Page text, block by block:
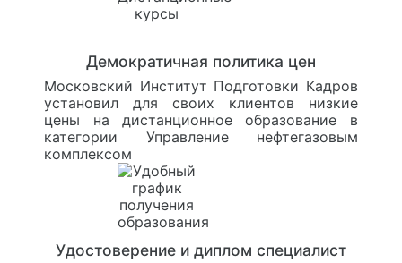
Демократичная политика цен
Московский Институт Подготовки Кадров
установил для своих клиентов низкие
цены на дистанционное образование в
категории Управление нефтегазовым
комплексом
Удостоверение и диплом специалист